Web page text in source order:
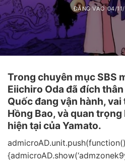
ĐĂNG VÀO04/
Trong chuyên mục SBS
Eiichiro Oda đã đích
Quốc đang vận hành,
Hồng Bao, và quan
hiện tại của Yamato.
admicroAD.unit.push(function()